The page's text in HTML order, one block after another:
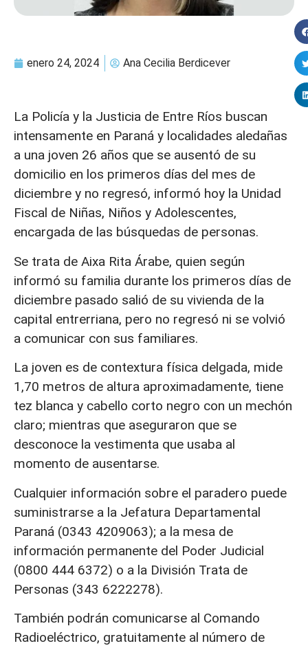
enero 24, 2024 Ana Cecilia Berdicever
La Policía y la Justicia de Entre Ríos buscan
intensamente en Paraná y localidades aledañas
a una joven 26 años que se ausentó de su
domicilio en los primeros días del mes de
diciembre y no regresó, informó hoy la Unidad
Fiscal de Niñas, Niños y Adolescentes,
encargada de las búsquedas de personas.
Se trata de Aixa Rita Árabe, quien según
informó su familia durante los primeros días de
diciembre pasado salió de su vivienda de la
capital entrerriana, pero no regresó ni se volvió
a comunicar con sus familiares.
La joven es de contextura física delgada, mide
1,70 metros de altura aproximadamente, tiene
tez blanca y cabello corto negro con un mechón
claro; mientras que aseguraron que se
desconoce la vestimenta que usaba al
momento de ausentarse.
Cualquier información sobre el paradero puede
suministrarse a la Jefatura Departamental
Paraná (0343 4209063); a la mesa de
información permanente del Poder Judicial
(0800 444 6372) o a la División Trata de
Personas (343 6222278).
También podrán comunicarse al Comando
Radioeléctrico, gratuitamente al número de